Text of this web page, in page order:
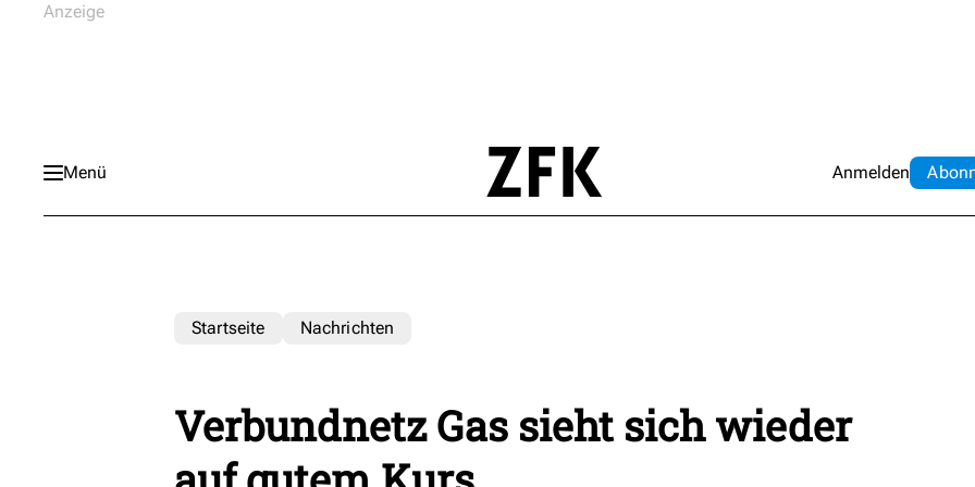
Menü Anmelden Abo
Startseite Nachrichten
Verbundnetz Gas sieht sich wieder